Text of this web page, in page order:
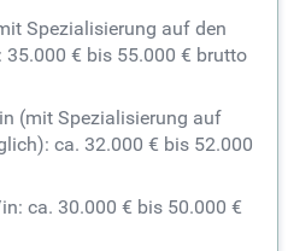
Spezialisierung auf den
€ bis 55.000 € brutto
(mit Spezialisierung auf
ca. 32.000 € bis 52.000
ca. 30.000 € bis 50.000 €